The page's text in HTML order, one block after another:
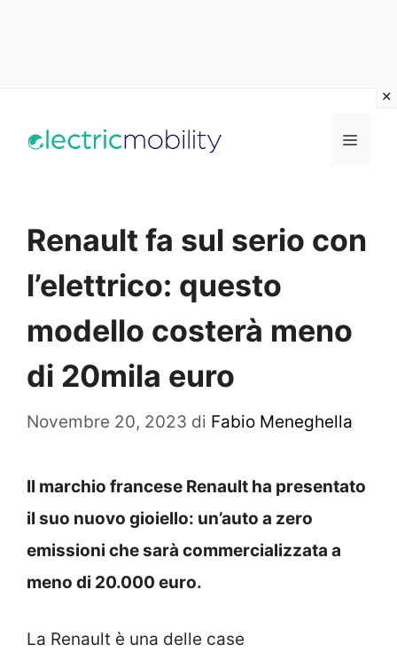
Menu
Renault fa sul serio con
l’elettrico: questo
modello costerà meno
di 20mila euro
Novembre 20, 2023 di Fabio Meneghella
Il marchio francese Renault ha presentato
il suo nuovo gioiello: un’auto a zero
emissioni che sarà commercializzata a
meno di 20.000 euro.
La Renault è una delle case